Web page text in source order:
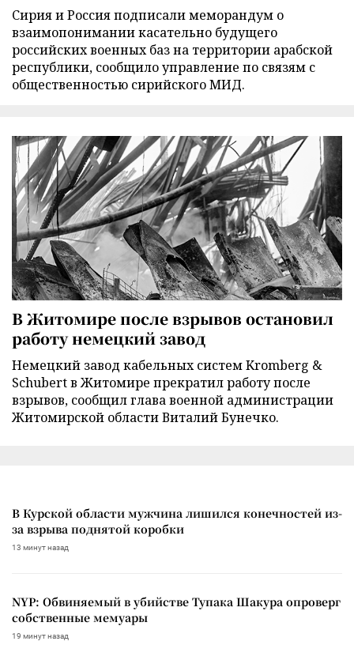
Сирия и Россия подписали меморандум о
взаимопонимании касательно будущего
российских военных баз на территории арабской
республики, сообщило управление по связям с
общественностью сирийского МИД.
В Житомире после взрывов остановил
работу немецкий завод
Немецкий завод кабельных систем Kromberg &
Schubert в Житомире прекратил работу после
взрывов, сообщил глава военной администрации
Житомирской области Виталий Бунечко.
В Курской области мужчина лишился конечностей из-
за взрыва поднятой коробки
13 минут назад
NYP: Обвиняемый в убийстве Тупака Шакура опроверг
собственные мемуары
19 минут назад